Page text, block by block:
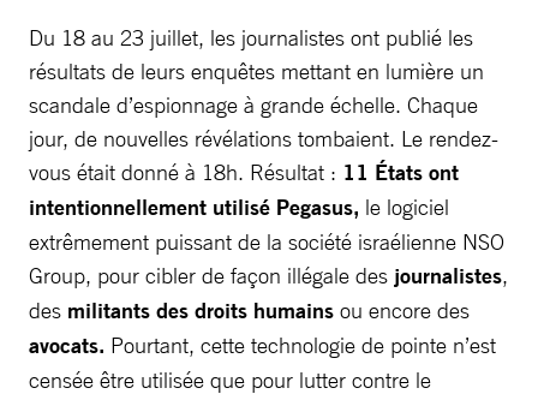
Du 18 au 23 juillet, les journalistes ont publié les
résultats de leurs enquêtes mettant en lumière un
scandale d’espionnage à grande échelle. Chaque
jour, de nouvelles révélations tombaient. Le rendez-
vous était donné à 18h. Résultat : 11 États ont
intentionnellement utilisé Pegasus, le logiciel
extrêmement puissant de la société israélienne NSO
Group, pour cibler de façon illégale des journalistes,
des militants des droits humains ou encore des
avocats. Pourtant, cette technologie de pointe n’est
censée être utilisée que pour lutter contre le